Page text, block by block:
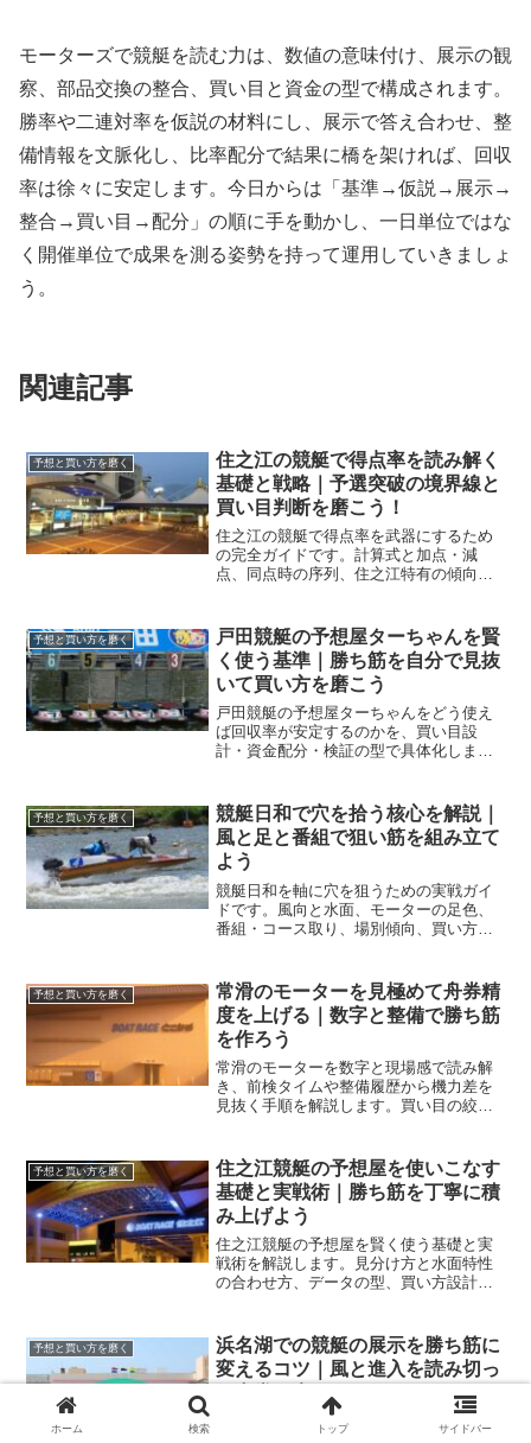
モーターズで競艇を読む力は、数値の意味付け、展示の観
察、部品交換の整合、買い目と資金の型で構成されます。
勝率や二連対率を仮説の材料にし、展示で答え合わせ、整
備情報を文脈化し、比率配分で結果に橋を架ければ、回収
率は徐々に安定します。今日からは「基準→仮説→展示→
整合→買い目→配分」の順に手を動かし、一日単位ではな
く開催単位で成果を測る姿勢を持って運用していきましょ
う。
関連記事
予想と買い方を磨く
住之江の競艇で得点率を読み解く
基礎と戦略｜予選突破の境界線と
買い目判断を磨こう！
住之江の競艇で得点率を武器にするため
の完全ガイドです。計算式と加点・減
点、同点時の序列、住之江特有の傾向、
磨けます。
予想と買い方を磨く
戸田競艇の予想屋ターちゃんを賢
く使う基準｜勝ち筋を自分で見抜
いて買い方を磨こう
戸田競艇の予想屋ターちゃんをどう使え
ば回収率が安定するのかを、買い目設
計・資金配分・検証の型で具体化しま
手引きです。
予想と買い方を磨く
競艇日和で穴を拾う核心を解説｜
風と足と番組で狙い筋を組み立て
よう
競艇日和を軸に穴を狙うための実戦ガイ
ドです。風向と水面、モーターの足色、
番組・コース取り、場別傾向、買い方と
予想と買い方を磨く
常滑のモーターを見極めて舟券精
度を上げる｜数字と整備で勝ち筋
を作ろう
常滑のモーターを数字と現場感で読み解
き、前検タイムや整備履歴から機力差を
見抜く手順を解説します。買い目の絞り
予想と買い方を磨く
住之江競艇の予想屋を使いこなす
基礎と実戦術｜勝ち筋を丁寧に積
み上げよう
住之江競艇の予想屋を賢く使う基礎と実
戦術を解説します。見分け方と水面特性
の合わせ方、データの型、買い方設計と
予想と買い方を磨く
浜名湖での競艇の展示を勝ち筋に
変えるコツ｜風と進入を読み切っ
て舟券を磨こう！
浜名湖での競艇の展示をどう読めば当た
ホーム 検索 トップ サイドバー